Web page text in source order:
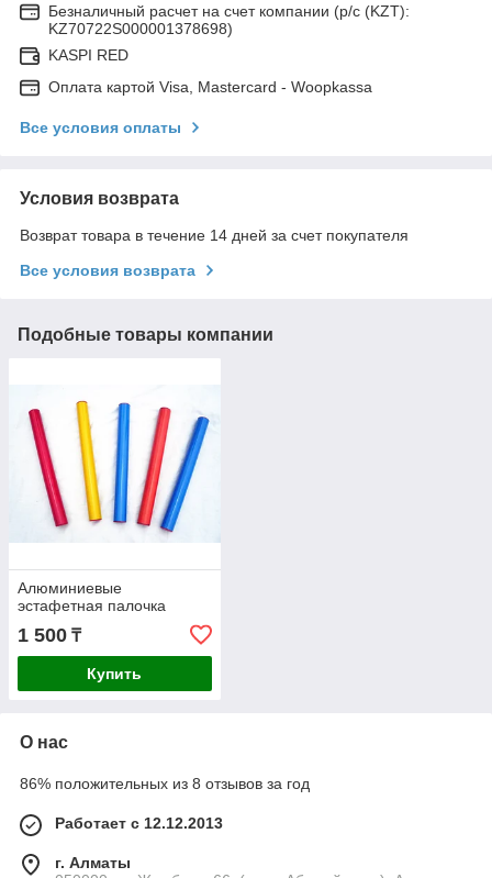
Безналичный расчет на счет компании (р/с (KZT):
KZ70722S000001378698)
KASPI RED
Оплата картой Visa, Mastercard - Woopkassa
Все условия оплаты
Условия возврата
Возврат товара в течение 14 дней за счет покупателя
Все условия возврата
Подобные товары компании
Алюминиевые
эстафетная палочка
1 500 ₸
Купить
О нас
86% положительных из 8 отзывов за год
Работает с 12.12.2013
г. Алматы